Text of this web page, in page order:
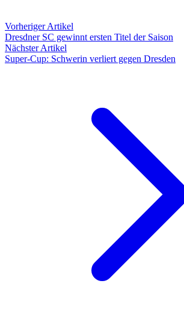
Vorheriger Artikel
Dresdner SC gewinnt ersten Titel der Saison
Nächster Artikel
Super-Cup: Schwerin verliert gegen Dresden